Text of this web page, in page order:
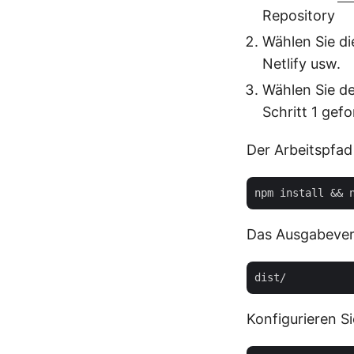
Repository
Wählen Sie
Netlify usw.
Wählen Sie
Schritt 1
Der
Das
Konfigurieren